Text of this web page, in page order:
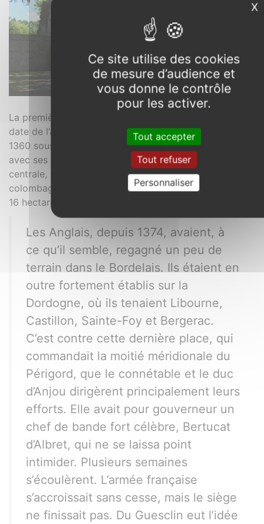
La première mention écrite connue du lieu,
date de l’an 1308, et la bastide est ensuite indiquée en
1360 sous la forme
Bastida Emeti. La bastide d’Eymet
avec ses rues qui se croisent à angles droits, sa place
centrale, ses arcades, ses nombreuses maisons à
colombages représente depuis 1968 un site inscrit sur
16 hectares.
Les Anglais, depuis 1374, avaient, à
ce qu’il semble, regagné un peu de
terrain dans le Bordelais. Ils étaient en
outre fortement établis sur la
Dordogne, où ils tenaient Libourne,
Castillon, Sainte-Foy et Bergerac.
C’est contre cette dernière place, qui
commandait la moitié méridionale du
Périgord, que le connétable et le duc
d’Anjou dirigèrent principalement leurs
efforts. Elle avait pour gouverneur un
chef de bande fort célèbre, Bertucat
d’Albret, qui ne se laissa point
intimider. Plusieurs semaines
s’écoulèrent. L’armée française
s’accroissait sans cesse, mais le siège
ne finissait pas. Du Guesclin eut l’idée
Ce site utilise des cookies
de mesure d’audience et
vous donne le contrôle
pour les activer.
Tout accepter
Tout refuser
Personnaliser
X